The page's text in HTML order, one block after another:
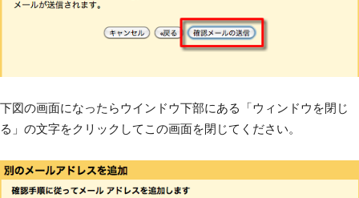
下図の画面になったらウインドウ下部にある「ウィンドウを閉じ
る」の文字をクリックしてこの画面を閉じてください。